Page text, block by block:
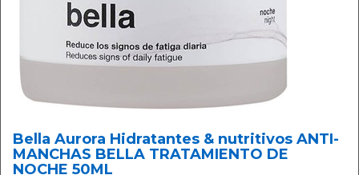
Bella Aurora Hidratantes & nutritivos ANTI-
MANCHAS BELLA TRATAMIENTO DE
NOCHE 50ML